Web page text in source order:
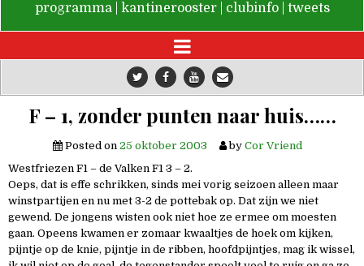
programma
kantinerooster clubinfo tweets
F – 1, zonder punten naar huis……
Posted on 25 oktober 2003 by Cor Vriend
Westfriezen F1 – de Valken F1 3 – 2.
Oeps, dat is effe schrikken, sinds mei vorig seizoen alleen maar
winstpartijen en nu met 3-2 de pottebak op. Dat zijn we niet
gewend. De jongens wisten ook niet hoe ze ermee om moesten
gaan. Opeens kwamen er zomaar kwaaltjes de hoek om kijken,
pijntje op de knie, pijntje in de ribben, hoofdpijntjes, mag ik wissel,